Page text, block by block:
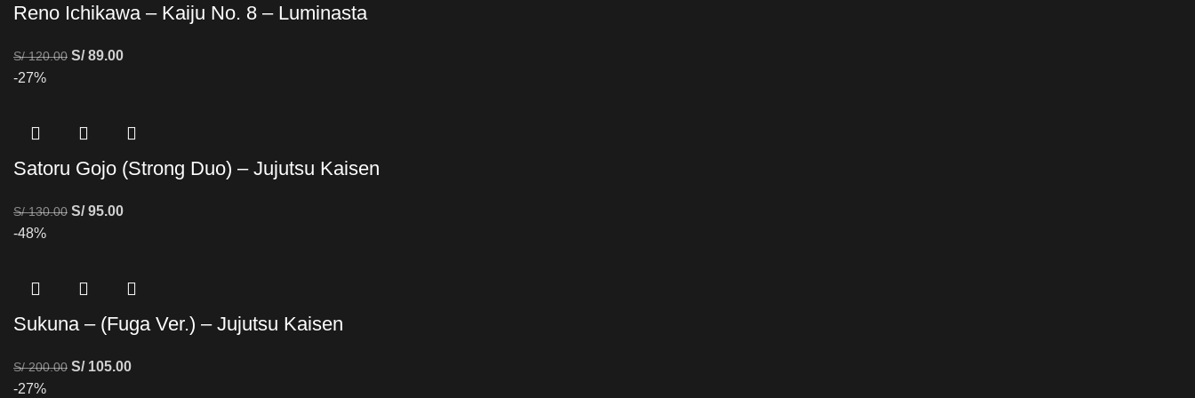
Reno Ichikawa – Kaiju No. 8 – Luminasta
S/120.00 S/89.00
-27%
Satoru Gojo (Strong Duo) – Jujutsu Kaisen
S/130.00 S/95.00
-48%
Sukuna – (Fuga Ver.) – Jujutsu Kaisen
S/200.00 S/105.00
-27%